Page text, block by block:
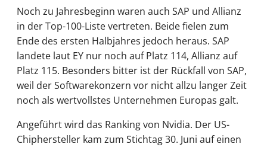
Noch zu Jahresbeginn waren auch SAP und Allianz
in der Top-100-Liste vertreten. Beide fielen zum
Ende des ersten Halbjahres jedoch heraus. SAP
landete laut EY nur noch auf Platz 114, Allianz auf
Platz 115. Besonders bitter ist der Rückfall von SAP,
weil der Softwarekonzern vor nicht allzu langer Zeit
noch als wertvollstes Unternehmen Europas galt.
Angeführt wird das Ranking von Nvidia. Der US-
Chiphersteller kam zum Stichtag 30. Juni auf einen